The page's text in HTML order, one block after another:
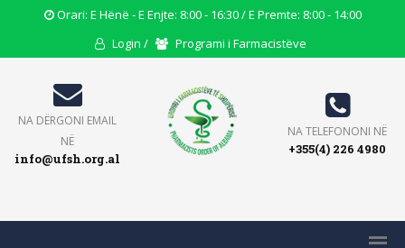
Opening
Orari: E Hënë - E Enjte: 8:00 - 16:30 / E Premte: 8:00 - 14:00
User
Login /
Users
Programi i Farmacistëve
Email
NA DËRGONI EMAIL
NË
info@ufsh.org.al
Phone
Icon
NA TELEFONONI NË
+355(4) 226 4980